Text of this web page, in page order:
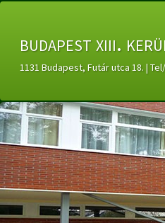
budapest xiii.
1131 Budapest, Futár utca 18. |